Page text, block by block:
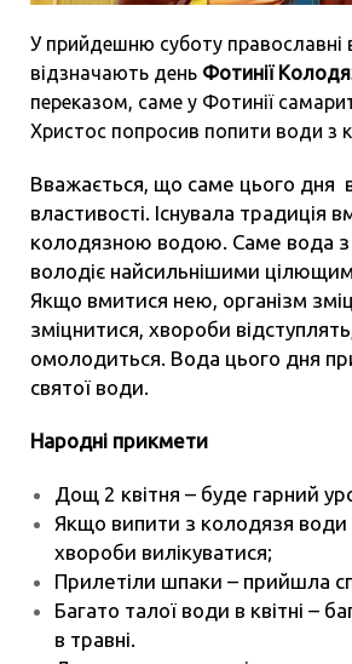
У прийдешню суботу православні
відзначають день Фотинії
переказом, саме у Фотинії
Христос попросив попити води з
Вважається, що саме цього дня
властивості. Існувала традиція
колодязною водою. Саме вода з
володіє найсильнішими
Якщо вмитися нею, організм
зміцнитися, хвороби
омолодиться. Вода цього дня
святої води.
Народні прикмети
Дощ 2 квітня – буде гарний
Якщо випити з колодязя води
хвороби вилікуватися;
Прилетіли шпаки – прийшла
Багато талої води в квітні –
в травні.